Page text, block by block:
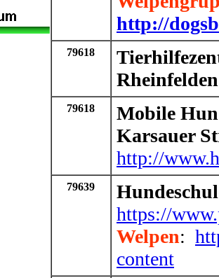
http://
79618
79618
Mobile
Karsauer
http://
79639
https://
Welpen:
content